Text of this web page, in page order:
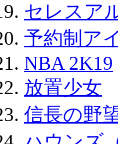
セレスア
予約制ア
NBA 2K19
放置少女
信長の野